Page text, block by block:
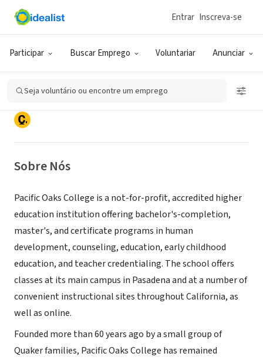
Participar Buscar Emprego Voluntariar Anunciar
Entrar Inscreva-se
Seja voluntário ou encontre um emprego
Pacific Oaks College
Pasasdena, CA
Sobre Nós
Pacific Oaks College is a not-for-profit, accredited higher
education institution offering bachelor's-completion,
master's, and certificate programs in human
development, counseling, education, early childhood
education, and teacher credentialing. The school offers
classes at its main campus in Pasadena and at a number of
convenient instructional sites throughout California, as
well as online.
Founded more than 60 years ago by a small group of
Quaker families, Pacific Oaks College has remained